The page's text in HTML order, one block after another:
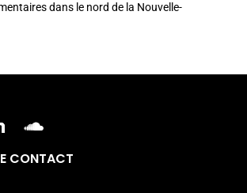
dans le nord de la Nouvelle-
CONTACT